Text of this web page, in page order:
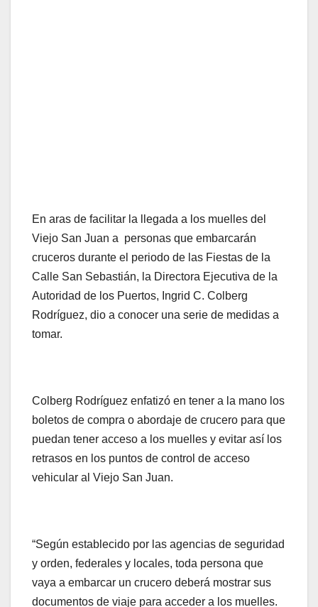
En aras de facilitar la llegada a los muelles del
Viejo San Juan a personas que embarcarán
cruceros durante el periodo de las Fiestas de la
Calle San Sebastián, la Directora Ejecutiva de la
Autoridad de los Puertos, Ingrid C. Colberg
Rodríguez, dio a conocer una serie de medidas a
tomar.
Colberg Rodríguez enfatizó en tener a la mano los
boletos de compra o abordaje de crucero para que
puedan tener acceso a los muelles y evitar así los
retrasos en los puntos de control de acceso
vehicular al Viejo San Juan.
“Según establecido por las agencias de seguridad
y orden, federales y locales, toda persona que
vaya a embarcar un crucero deberá mostrar sus
documentos de viaje para acceder a los muelles.